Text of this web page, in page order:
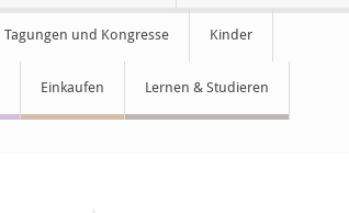
Tagungen und Kongresse Kinder
Einkaufen Lernen & Studieren